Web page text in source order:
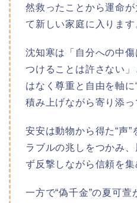
然救ったことから運命
て新しい家庭に入ります
沈知寒は「自分への中
つけることは許さない
はなく尊重と自由を軸に
積み上げながら寄り添っ
安安は動物から得た“声”
ラブルの兆しをつかみ
ず反撃しながら信頼を集
一方で“偽千金”の夏可